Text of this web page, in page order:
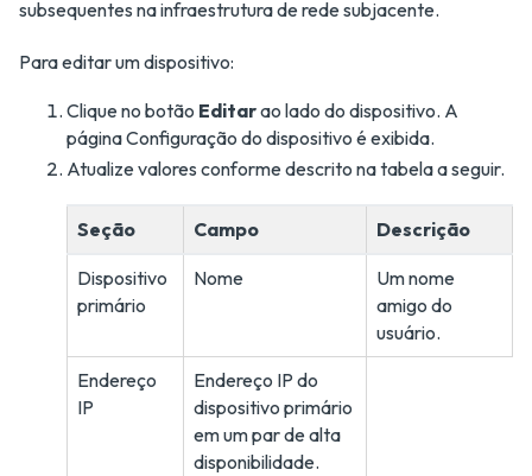
subsequentes na infraestrutura de rede subjacente.
Para editar um dispositivo:
Clique no botão Editarao lado do dispositivo. A
página Configuração do dispositivo é exibida.
Atualize valores conforme descrito na tabela a seguir.
Seção Campo Descrição
Dispositivo
primário
Nome
Um nome
amigo do
usuário.
Endereço
IP
Endereço IP do
dispositivo primário
em um par de alta
disponibilidade.